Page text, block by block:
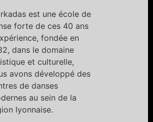
est une école de
forte de ces 40 ans
fondée en
dans le domaine
et culturelle,
avons développé des
de danses
au sein de la
lyonnaise.